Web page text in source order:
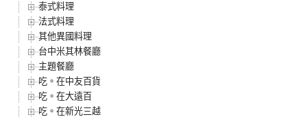
泰式料理
法式料理
其他異國料理
台中米其林餐廳
主題餐廳
吃。在中友百貨
吃。在大遠百
吃。在新光三越